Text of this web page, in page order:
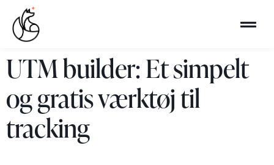
UTM builder: Et simpelt
og gratis værktøj til
tracking